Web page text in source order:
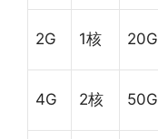
2G 1核 20G
4G 2核 50G